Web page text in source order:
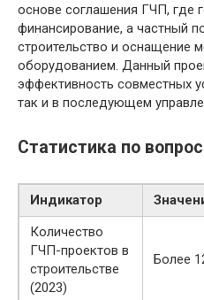
основе соглашения ГЧП, где
финансирование, а частный
строительство и оснащение
оборудованием. Данный
эффективность совместных
так и в последующем
Статистика по
Индикатор
Количество
ГЧП-проектов в
строительстве
(2023)
Более